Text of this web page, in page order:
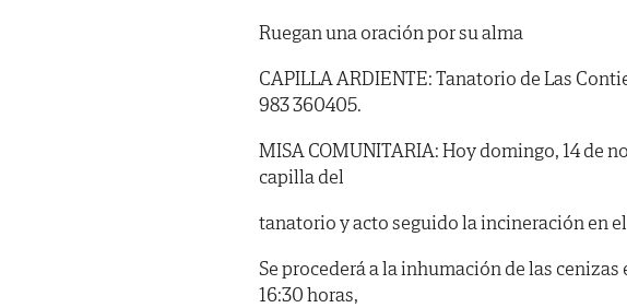
Ruegan una oración por su alma
CAPILLA ARDIENTE: Tanatorio de Las
983 360405.
MISA COMUNITARIA: Hoy domingo, 14 de
capilla del
tanatorio y acto seguido la incineración en
Se procederá a la inhumación de las
16:30 horas,